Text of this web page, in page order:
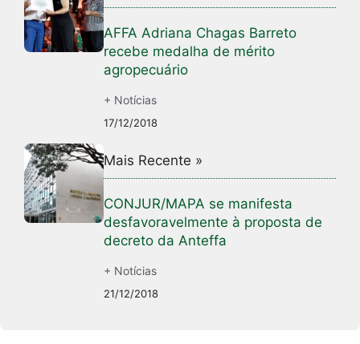
AFFA Adriana Chagas Barreto
recebe medalha de mérito
agropecuário
+ Notícias
17/12/2018
Mais Recente »
CONJUR/MAPA se manifesta
desfavoravelmente à proposta de
decreto da Anteffa
+ Notícias
21/12/2018